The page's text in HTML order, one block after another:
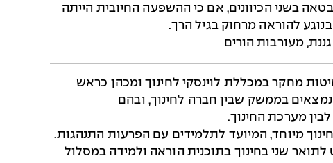
בשני הכיוונים, אם כי ההשפעה החיובית הייתה
להוראה מרחוק בגיל הרך.
מעורבות הורים
מחקר במכללת לוינסקי לחינוך ומכהן כראש
בממשק שבין חברה לחינוך, ובהם
מערכת החינוך.
מיוחד, המיועד לתלמידים עם הפרעות התנהגות.
לתואר שני בחינוך בתוכנית הוראה ולמידה במסלול